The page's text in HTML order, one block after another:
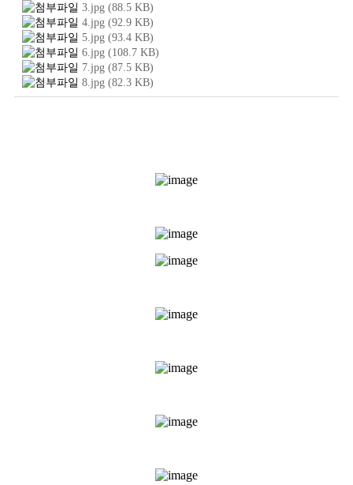
3.jpg (88.5 KB)
4.jpg (92.9 KB)
5.jpg (93.4 KB)
6.jpg (108.7 KB)
7.jpg (87.5 KB)
8.jpg (82.3 KB)